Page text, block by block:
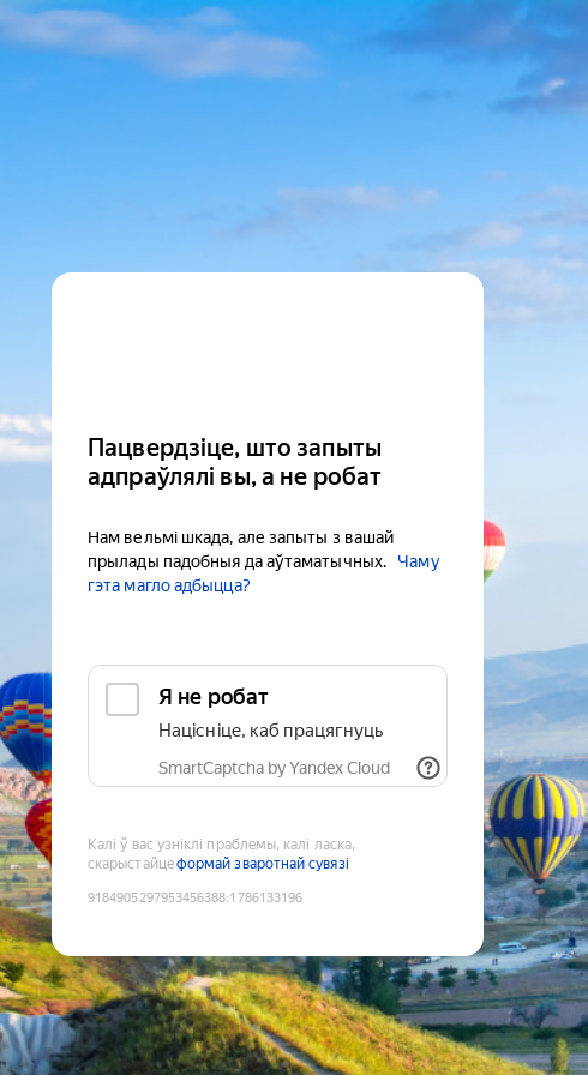
Пацвердзіце, што запыты
адпраўлялі вы, а не робат
Нам вельмі шкада, але запыты з вашай
прылады падобныя да аўтаматычных.
Чаму
гэта магло адбыцца?
Я не робат
Націсніце, каб працягнуць
SmartCaptcha by Yandex Cloud
Калі ў вас узніклі праблемы, калі ласка,
скарыстайцеформай зваротнай сувязі
9184905297953456388:1786133196